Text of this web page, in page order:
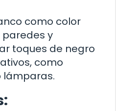
como color
y
toques de negro
como
lámparas.